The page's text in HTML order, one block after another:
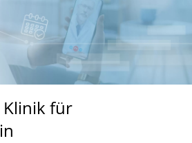
Finden
Klinik für